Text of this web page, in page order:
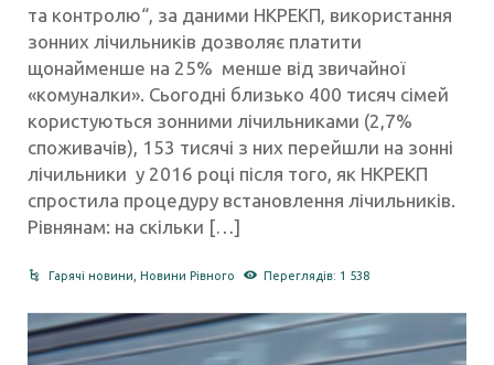
та контролю“, за даними НКРЕКП, використання
зонних лічильників дозволяє платити
щонайменше на 25% менше від звичайної
«комуналки». Сьогодні близько 400 тисяч сімей
користуються зонними лічильниками (2,7%
споживачів), 153 тисячі з них перейшли на зонні
лічильники у 2016 році після того, як НКРЕКП
спростила процедуру встановлення лічильників.
Рівнянам: на скільки […]
Гарячі новини ,Новини Рівного Переглядів: 1 538